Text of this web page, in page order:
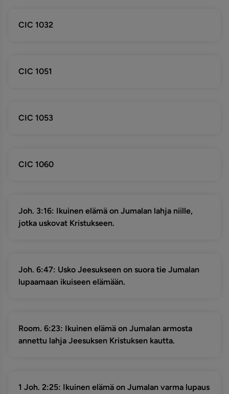
CIC 1032
CIC 1051
CIC 1053
CIC 1060
Joh. 3:16: Ikuinen elämä on Jumalan lahja niille,
jotka uskovat Kristukseen.
Joh. 6:47: Usko Jeesukseen on suora tie Jumalan
lupaamaan ikuiseen elämään.
Room. 6:23: Ikuinen elämä on Jumalan armosta
annettu lahja Jeesuksen Kristuksen kautta.
1 Joh. 2:25: Ikuinen elämä on Jumalan varma lupaus